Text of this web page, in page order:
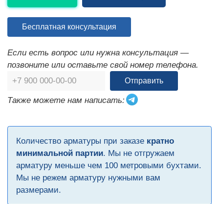
Бесплатная консультация
Если есть вопрос или нужна консультация —
позвоните или оставьте свой номер телефона.
Отправить
Также можете нам написать:
Количество арматуры при заказе кратно
минимальной партии. Мы не отгружаем
арматуру меньше чем 100 метровыми бухтами.
Мы не режем арматуру нужными вам
размерами.